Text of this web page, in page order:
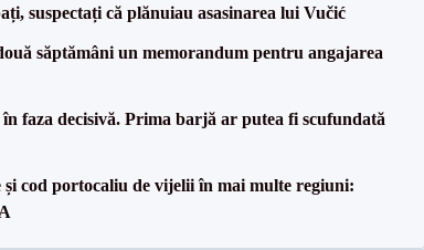
suspectați că plănuiau asasinarea lui Vučić
săptămâni un memorandum pentru angajarea
faza decisivă. Prima barjă ar putea fi scufundată
cod portocaliu de vijelii în mai multe regiuni: